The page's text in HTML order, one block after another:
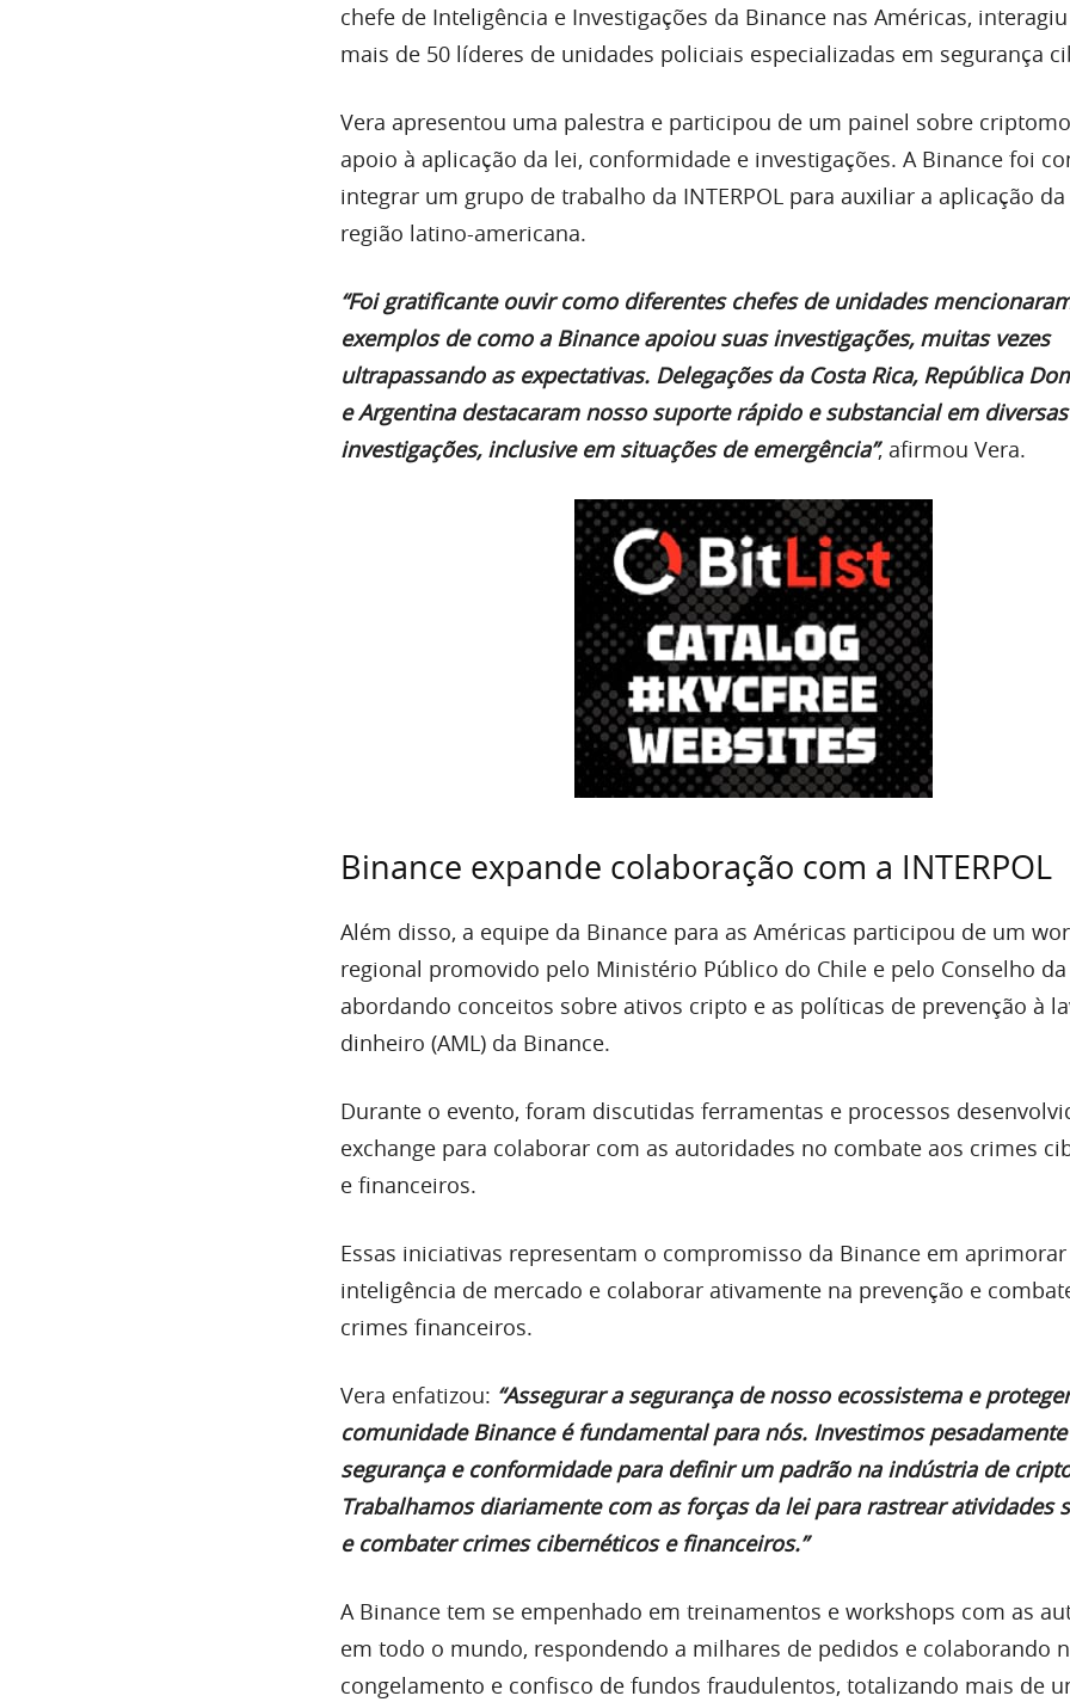
chefe de Inteligência e Investigações da Binance nas Américas,
mais de 50 líderes de unidades policiais especializadas em segurança
Vera apresentou uma palestra e participou de um painel sobre
apoio à aplicação da lei, conformidade e investigações. A Binance foi
integrar um grupo de trabalho da INTERPOL para auxiliar a aplicação
região latino-americana.
“Foi gratificante ouvir como diferentes chefes de unidades
exemplos de como a Binance apoiou suas investigações, muitas vezes
ultrapassando as expectativas. Delegações da Costa Rica, República
e Argentina destacaram nosso suporte rápido e substancial em diversas
investigações, inclusive em situações de emergência”, afirmou Vera.
Binance expande colaboração com a INTERPOL
Além disso, a equipe da Binance para as Américas participou de um
regional promovido pelo Ministério Público do Chile e pelo Conselho da
abordando conceitos sobre ativos cripto e as políticas de prevenção à
dinheiro (AML) da Binance.
Durante o evento, foram discutidas ferramentas e processos
exchange para colaborar com as autoridades no combate aos crimes
e financeiros.
Essas iniciativas representam o compromisso da Binance em aprimorar
inteligência de mercado e colaborar ativamente na prevenção e
crimes financeiros.
Vera enfatizou: “Assegurar a segurança de nosso ecossistema e
comunidade Binance é fundamental para nós. Investimos
segurança e conformidade para definir um padrão na indústria de
Trabalhamos diariamente com as forças da lei para rastrear atividades
e combater crimes cibernéticos e financeiros.”
A Binance tem se empenhado em treinamentos e workshops com as
em todo o mundo, respondendo a milhares de pedidos e colaborando
congelamento e confisco de fundos fraudulentos, totalizando mais de